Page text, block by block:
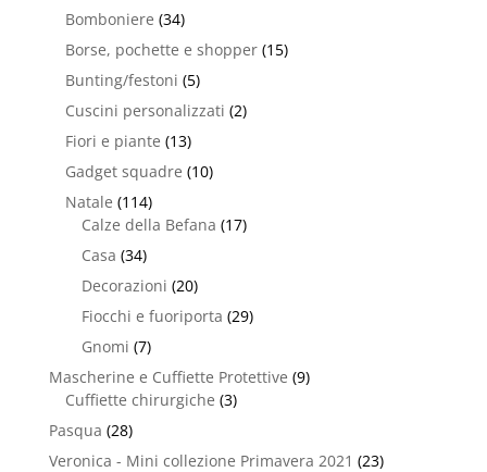
Bomboniere (34)
Borse, pochette e shopper (15)
Bunting/festoni (5)
Cuscini personalizzati (2)
Fiori e piante (13)
Gadget squadre (10)
Natale (114)
Calze della Befana (17)
Casa (34)
Decorazioni (20)
Fiocchi e fuoriporta (29)
Gnomi (7)
Mascherine e Cuffiette Protettive (9)
Cuffiette chirurgiche (3)
Pasqua (28)
Veronica - Mini collezione Primavera 2021 (23)